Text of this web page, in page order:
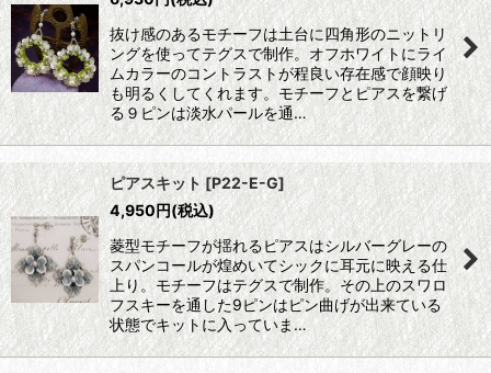
並び順:
絞り込む
抜け感のあるモチーフは土台に四角形のニットリ
ングを使ってテグスで制作。オフホワイトにライ
ムカラーのコントラストが程良い存在感で顔映り
も明るくしてくれます。モチーフとピアスを繋げ
る９ピンは淡水パールを通…
ピアスキット [P22-E-G]
4,950円(税込)
菱型モチーフが揺れるピアスはシルバーグレーの
スパンコールが煌めいてシックに耳元に映える仕
上り。モチーフはテグスで制作。その上のスワロ
フスキーを通した9ピンはピン曲げが出来ている
状態でキットに入っていま…